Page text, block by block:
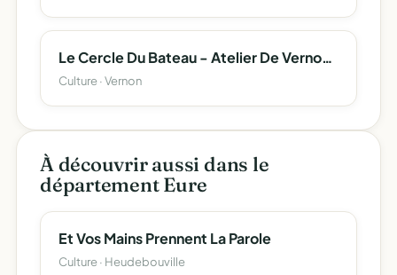
Le Cercle Du Bateau - Atelier De Vernon - C.b.a.v
Culture · Vernon
À découvrir aussi dans le
département Eure
Et Vos Mains Prennent La Parole
Culture · Heudebouville